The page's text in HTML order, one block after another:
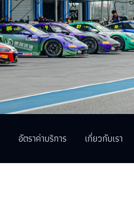
อัตราค่าบริการ เกี่ยวกับเรา